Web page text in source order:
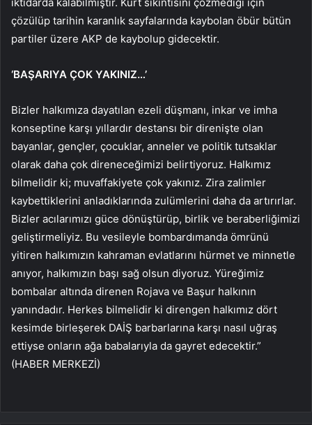
iktidarda kalabilmiştir. Kürt sıkıntısını çözmediği için
çözülüp tarihin karanlık sayfalarında kaybolan öbür bütün
partiler üzere AKP de kaybolup gidecektir.
‘BAŞARIYA ÇOK YAKINIZ…’
Bizler halkımıza dayatılan ezeli düşmanı, inkar ve imha
konseptine karşı yıllardır destansı bir direnişte olan
bayanlar, gençler, çocuklar, anneler ve politik tutsaklar
olarak daha çok direneceğimizi belirtiyoruz. Halkımız
bilmelidir ki; muvaffakiyete çok yakınız. Zira zalimler
kaybettiklerini anladıklarında zulümlerini daha da artırırlar.
Bizler acılarımızı güce dönüştürüp, birlik ve beraberliğimizi
geliştirmeliyiz. Bu vesileyle bombardımanda ömrünü
yitiren halkımızın kahraman evlatlarını hürmet ve minnetle
anıyor, halkımızın başı sağ olsun diyoruz. Yüreğimiz
bombalar altında direnen Rojava ve Başur halkının
yanındadır. Herkes bilmelidir ki direngen halkımız dört
kesimde birleşerek DAİŞ barbarlarına karşı nasıl uğraş
ettiyse onların ağa babalarıyla da gayret edecektir.”
(HABER MERKEZİ)